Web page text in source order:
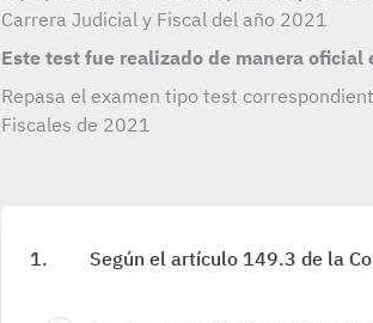
Carrera Judicial y Fiscal del año 2021
Este test fue realizado de manera oficial
Repasa el examen tipo test
Fiscales de 2021
Según el artículo 149.3 de la